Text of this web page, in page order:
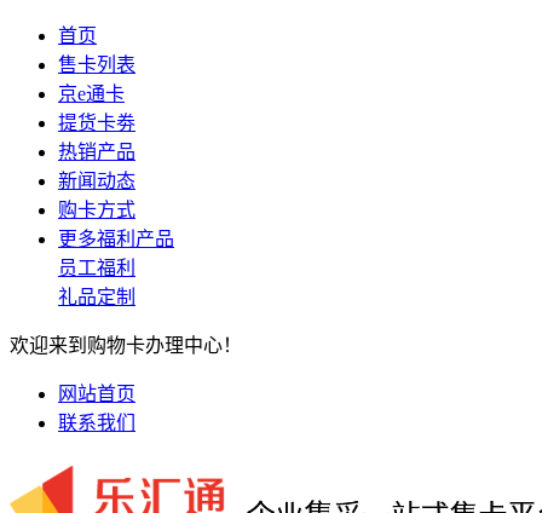
首页
售卡列表
京e通卡
提货卡劵
热销产品
新闻动态
购卡方式
更多福利产品
员工福利
礼品定制
欢迎来到购物卡办理中心！
网站首页
联系我们